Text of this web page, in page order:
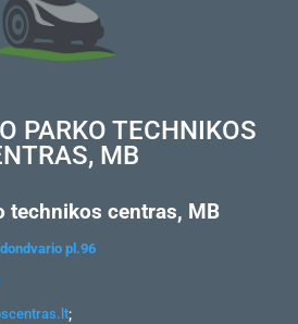
PARKO TECHNIKOS
MB
technikos centras, MB
pl.96
;